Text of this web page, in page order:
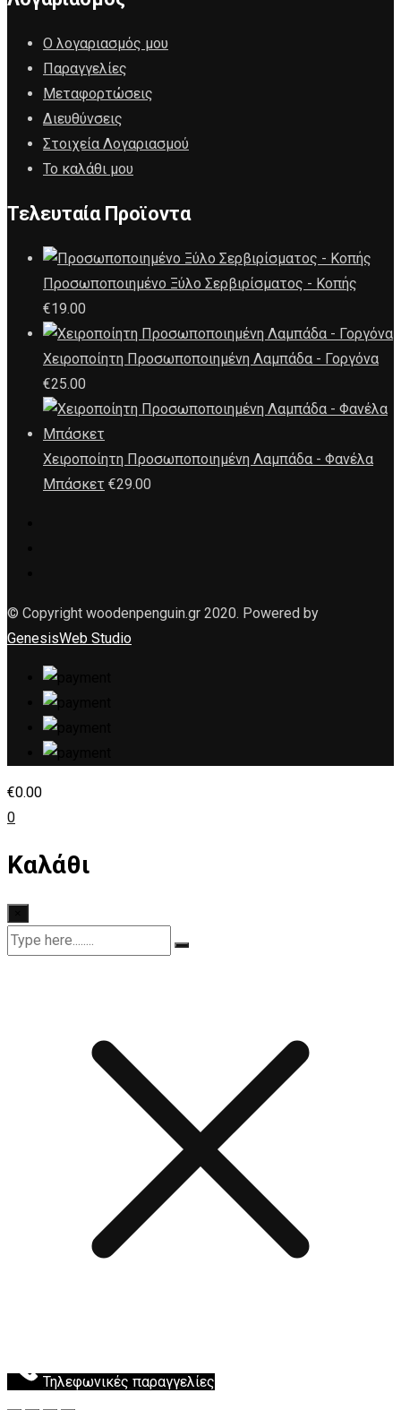
Ο λογαριασμός μου
Παραγγελίες
Μεταφορτώσεις
Διευθύνσεις
Στοιχεία Λογαριασμού
Το καλάθι μου
Τελευταία Προϊοντα
Προσωποποιημένο Ξύλο Σερβιρίσματος - Κοπής
€19.00
Χειροποίητη Προσωποποιημένη Λαμπάδα - Γοργόνα
€25.00
Χειροποίητη Προσωποποιημένη Λαμπάδα - Φανέλα
Μπάσκετ €29.00
© Copyright woodenpenguin.gr 2020. Powered by
GenesisWeb Studio
€0.00
0
Καλάθι
Τηλεφωνικές παραγγελίες